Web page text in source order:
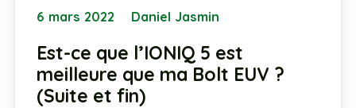
6 mars 2022 Daniel Jasmin
Est-ce que l’IONIQ 5 est
meilleure que ma Bolt EUV ?
(Suite et fin)